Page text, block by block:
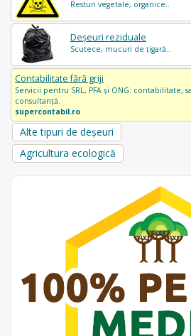
Resturi vegetale, organice..
Deșeuri reziduale
Scutece, mucuri de țigară..
Contabilitate fără griji
Servicii pentru SRL, PFA și ONG: contabilitate,
consultanță.
supercontabil.ro
Alte tipuri de deșeuri
Agricultura ecologică